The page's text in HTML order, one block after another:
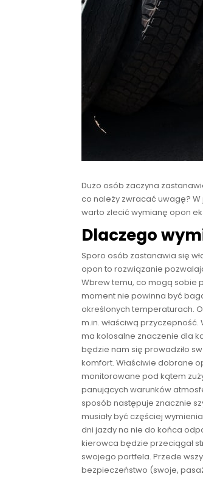
Dużo osób zaczyna
co należy zwracać uwagę?
warto zlecić wymianę opon
Dlaczego
Sporo osób zastanawia się
opon to rozwiązanie
Wbrew temu, co mogą sobie
moment nie powinna być
określonych temperaturach.
m.in. właściwą
ma kolosalne znaczenie dla
będzie nam się prowadziło
komfort. Właściwie dobrane
monitorowane pod kątem
panujących warunków
sposób następuje znacznie
musiały być częściej
dni jazdy na nie do końca
kierowca będzie przeciągał
swojego portfela. Przede
bezpieczeństwo (swoje,